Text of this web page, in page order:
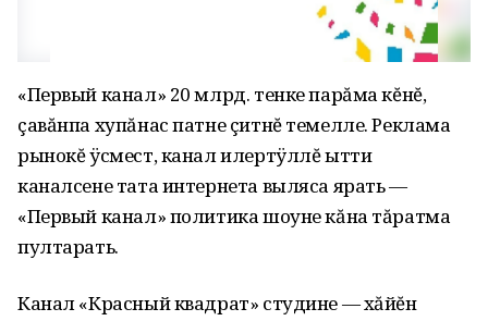
«Первый канал» 20 млрд. тенке парăма кĕнĕ,
çавăнпа хупăнас патне çитнĕ темелле. Реклама
рынокĕ ÿсмест, канал илертÿллĕ ытти
каналсене тата интернета выляса ярать —
«Первый канал» политика шоуне кăна тăратма
пултарать.
Канал «Красный квадрат» студине — хăйĕн